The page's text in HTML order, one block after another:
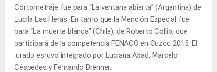
Cortometraje fue para “La ventana abierta” (Argentina) de
Lucila Las Heras. En tanto que la Mención Especial fue
para “La muerte blanca” (Chile), de Roberto Collio, que
participará de la competencia FENACO en Cuzco 2015. El
jurado estuvo integrado por Luciana Abad, Marcelo
Céspedes y Fernando Brenner.